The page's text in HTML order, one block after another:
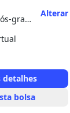
Especialização (pós-graduação)
Alterar
detalhes
bolsa